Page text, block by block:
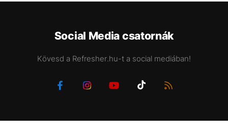
Social Media csatornák
Kövesd a Refresher.hu-t a social mediában!